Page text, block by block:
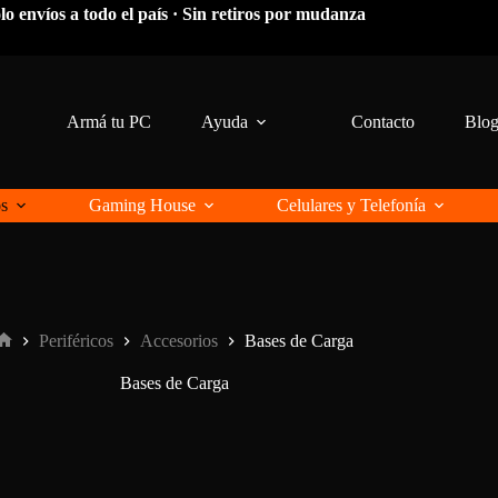
envíos a todo el país · Sin retiros por mudanza
Armá tu PC Ayuda Contacto
Gaming House Celulares y Telefonía
Periféricos Accesorios Bases de Carga
Bases de Carga